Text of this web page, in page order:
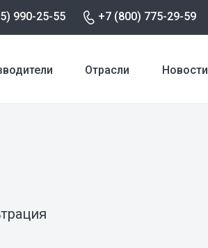
990-25-55 +7 (800) 775-29-59
Отрасли Новости